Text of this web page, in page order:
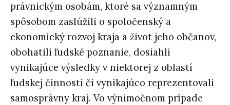
právnickým osobám, ktoré sa významným
spôsobom zaslúžili o spoločenský a
ekonomický rozvoj kraja a život jeho občanov,
obohatili ľudské poznanie, dosiahli
vynikajúce výsledky v niektorej z oblastí
ľudskej činnosti či vynikajúco reprezentovali
samosprávny kraj. Vo výnimočnom prípade